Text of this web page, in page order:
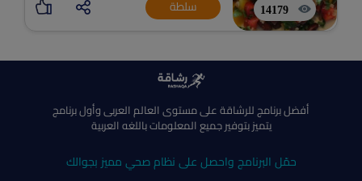
14179 سلطة
أفضل برنامج للرشاقة على مستوى العالم العربى وأول برنامج
يتميز بتوفير جميع المعلومات باللغه العربية
حمّل البرنامج واحصل على نظام صحي مميز بجوالك